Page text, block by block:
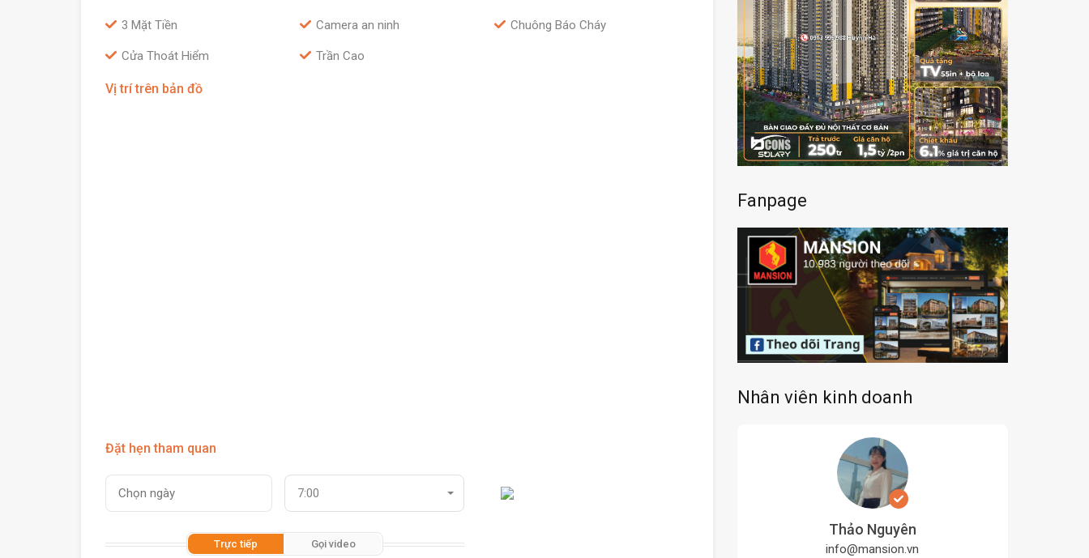
3 Mặt Tiền Camera an ninh Chuông Báo Cháy
Cửa Thoát Hiểm Trần Cao
Vị trí trên bản đồ
Đặt hẹn tham quan
7:00
Trực tiếp Gọi video
Fanpage
Nhân viên kinh doanh
Thảo Nguyên
info@mansion.vn